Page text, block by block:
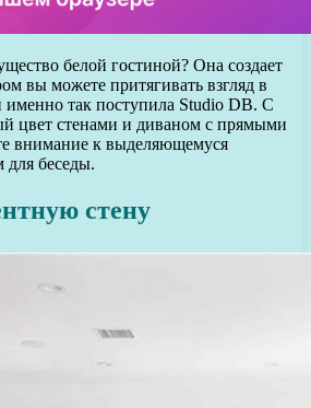
белой гостиной? Она создает
вы можете притягивать взгляд в
так поступила Studio DB. С
цвет стенами и диваном с прямыми
внимание к выделяющемуся
для беседы.
стену